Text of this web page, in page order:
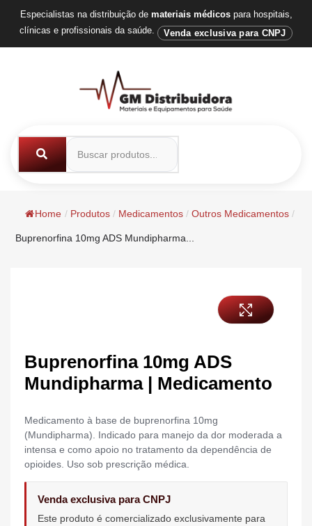
Especialistas na distribuição de materiais médicospara hospitais,
clínicas e profissionais da saúde.
Venda exclusiva para CNPJ
Home / Produtos / Medicamentos / Outros Medicamentos /
Buprenorfina 10mg ADS Mundipharma...
Buprenorfina 10mg ADS
Mundipharma | Medicamento
Medicamento à base de buprenorfina 10mg
(Mundipharma). Indicado para manejo da dor moderada a
intensa e como apoio no tratamento da dependência de
opioides. Uso sob prescrição médica.
Venda exclusiva para CNPJ
Este produto é comercializado exclusivamente para